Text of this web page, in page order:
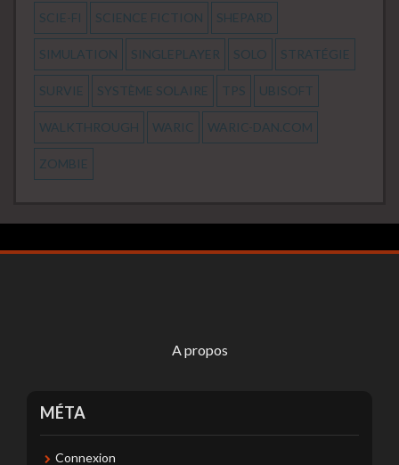
SCIE-FI SCIENCE FICTION SHEPARD
SIMULATION SINGLEPLAYER SOLO STRATÉGIE
SURVIE SYSTÈME SOLAIRE TPS UBISOFT
WALKTHROUGH WARIC WARIC-DAN.COM
ZOMBIE
A propos
MÉTA
Connexion